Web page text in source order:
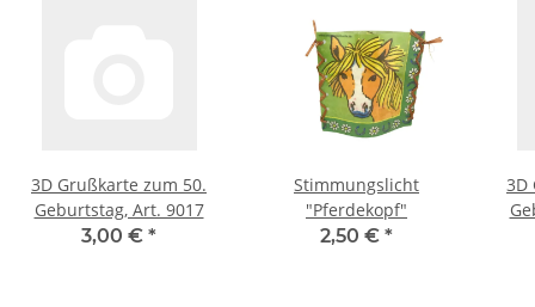
3D Grußkarte zum 50.
Geburtstag, Art. 9017
3,00 € *
Stimmungslicht
"Pferdekopf"
2,50 € *
3D